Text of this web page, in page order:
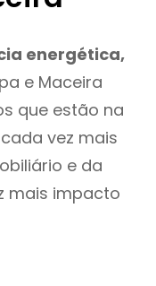
energética,
e Maceira
que estão na
vez mais
e da
mais impacto